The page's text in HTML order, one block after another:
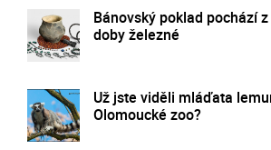
Bánovský poklad pochází
doby železné
Už jste viděli mláďata
Olomoucké zoo?